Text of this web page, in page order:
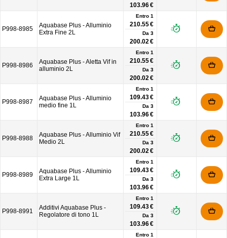
103.96 €
P998-8985
Aquabase Plus - Alluminio
Extra Fine 2L
Entro 1
210.55 €
Da 3
200.02 €
P998-8986
Aquabase Plus - Aletta Vif in
alluminio 2L
Entro 1
210.55 €
Da 3
200.02 €
P998-8987
Aquabase Plus - Alluminio
medio fine 1L
Entro 1
109.43 €
Da 3
103.96 €
P998-8988
Aquabase Plus - Alluminio Vif
Medio 2L
Entro 1
210.55 €
Da 3
200.02 €
P998-8989
Aquabase Plus - Alluminio
Extra Large 1L
Entro 1
109.43 €
Da 3
103.96 €
P998-8991
Additivi Aquabase Plus -
Regolatore di tono 1L
Entro 1
109.43 €
Da 3
103.96 €
Entro 1